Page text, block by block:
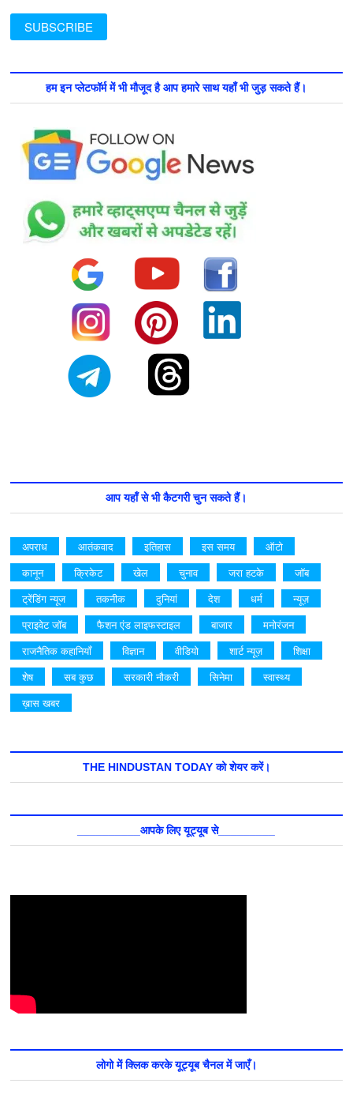
हम इन प्लेटफॉर्म में भी मौजूद है आप हमारे साथ यहाँ भी जुड़ सकते हैं।
आप यहाँ से भी कैटगरी चुन सकते हैं।
अपराध आतंकवाद इतिहास इस समय
ऑटो
कानून
क्रिकेट खेल चुनाव जरा हटके
जॉब
ट्रेंडिंग न्यूज
तकनीक दुनियां देश धर्म
न्यूज़
प्राइवेट जॉब
फैशन एंड लाइफस्टाइल बाजार
मनोरंजन
राजनैतिक कहानियाँ
विज्ञान वीडियो शार्ट न्यूज़
शिक्षा
शेष
सब कुछ सरकारी नौकरी सिनेमा
स्वास्थ्य
ख़ास खबर
THE HINDUSTAN TODAY को शेयर करें।
__________आपके लिए यूट्यूब से_________
लोगो में क्लिक करके यूट्यूब चैनल में जाएँ।